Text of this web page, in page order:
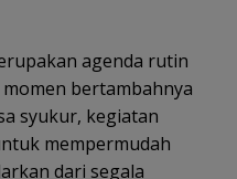
agenda rutin
bertambahnya
syukur, kegiatan
mempermudah
dari segala